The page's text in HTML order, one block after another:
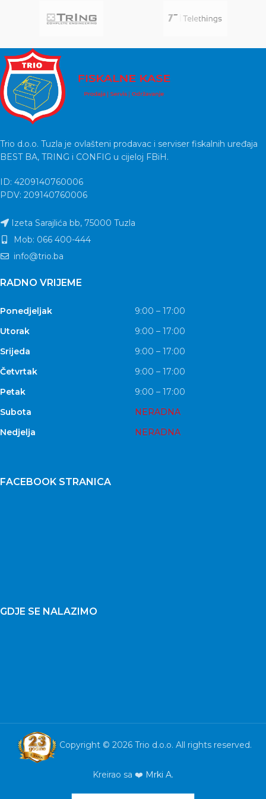
može sve
Trio d.o.o. Tuzla je ovlašteni prodavac i serviser fiskalnih uređaja
BEST BA, TRING i CONFIG u cijeloj FBiH.
ID: 4209140760006
PDV: 209140760006
Izeta Sarajlića bb, 75000 Tuzla
Mob: 066 400-444
info@trio.ba
RADNO VRIJEME
Ponedjeljak
9:00 – 17:00
Utorak
9:00 – 17:00
Srijeda
9:00 – 17:00
Četvrtak
9:00 – 17:00
Petak
9:00 – 17:00
Subota
NERADNA
Nedjelja
NERADNA
FACEBOOK STRANICA
GDJE SE NALAZIMO
Copyright © 2026 Trio d.o.o. All rights reserved.
Kreirao sa ❤️ Mrki A.